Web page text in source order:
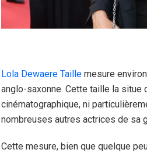
Lola Dewaere Taillemesure
anglo-saxonne. Cette taille la situe
cinématographique, ni
nombreuses autres actrices de sa
Cette mesure, bien que quelque